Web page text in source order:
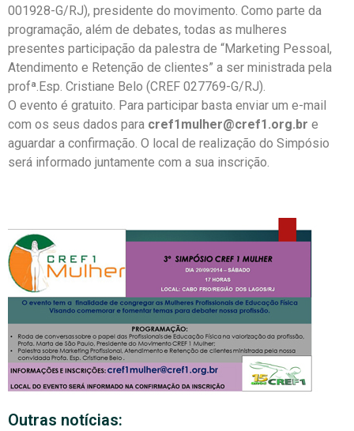
001928-G/RJ), presidente do movimento. Como parte da
programação, além de debates, todas as mulheres
presentes participação da palestra de “Marketing Pessoal,
Atendimento e Retenção de clientes” a ser ministrada pela
profª.Esp. Cristiane Belo (CREF 027769-G/RJ).
O evento é gratuito. Para participar basta enviar um e-mail
com os seus dados para cref1mulher@cref1.org.br e
aguardar a confirmação. O local de realização do Simpósio
será informado juntamente com a sua inscrição.
Outras notícias: